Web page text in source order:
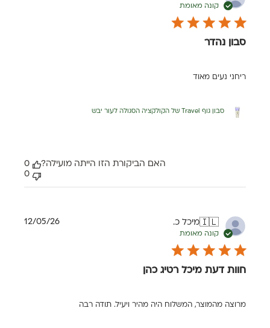
קונה מאומת
סבון נהדר
ריחני נעים מאוד
סבון גוף Travel של הקולקציה הסגולה לעור יבש
האם הביקורת הזו הייתה מועילה?
0
0
🇮🇱מיכל כ.
קונה מאומת
חוות דעת מיכל רטיג כהן
מרוצה מהמוצר, המשלוח היה מהיר ויעיל. תודה רבה
תאריך12/05/26